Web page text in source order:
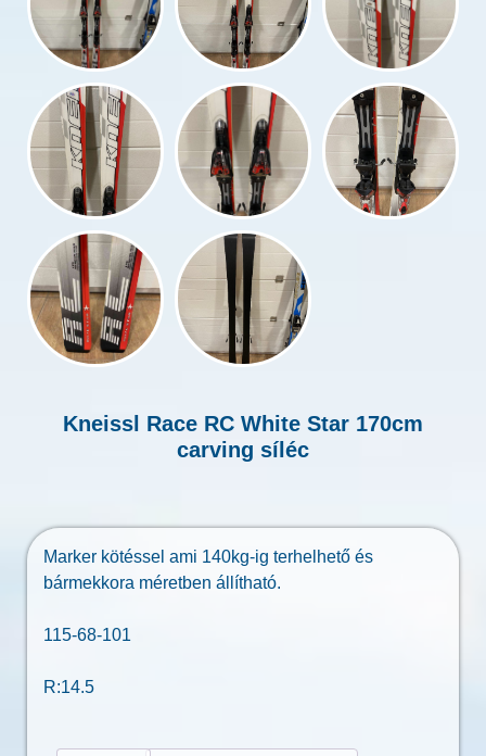
Kneissl Race RC White Star 170cm
carving síléc
Marker kötéssel ami 140kg-ig terhelhető és
bármekkora méretben állítható.
115-68-101
R:14.5